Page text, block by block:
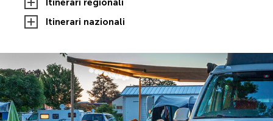
Itinerari regionali
Itinerari nazionali